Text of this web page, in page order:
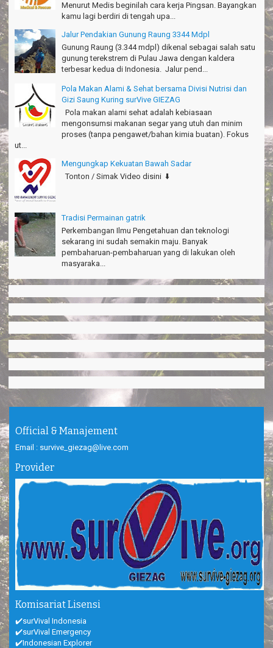
Menurut Medis beginilah cara kerja Pingsan. Bayangkan
kamu lagi berdiri di tengah upa...
Jalur Pendakian Gunung Raung 3344 Mdpl
Gunung Raung (3.344 mdpl) dikenal sebagai salah satu
gunung terekstrem di Pulau Jawa dengan kaldera
terbesar kedua di Indonesia. Jalur pend...
Pola Makan Alami & Sehat bersama Divisi Nutrisi dan
Gizi Saung Kuring surVive GIEZAG
Pola makan alami sehat adalah kebiasaan
mengonsumsi makanan segar yang utuh dan minim
proses (tanpa pengawet/bahan kimia buatan). Fokus
ut...
Mengungkap Kekuatan Bawah Sadar
Tonton / Simak Video disini ⬇️
Tradisi Permainan gatrik
Perkembangan Ilmu Pengetahuan dan teknologi
sekarang ini sudah semakin maju. Banyak
pembaharuan-pembaharuan yang di lakukan oleh
masyaraka...
Official & Manajement
Email : survive_giezag@live.com
Provider
Komisariat Lisensi
✔️surVival Indonesia
✔️surVival Emergency
✔️Indonesian Explorer